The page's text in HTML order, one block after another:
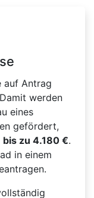
auf Antrag
werden
eines
gefördert,
bis zu 4.180 €.
in einem